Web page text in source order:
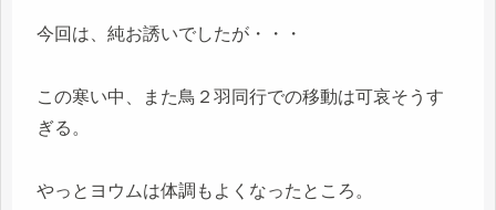
今回は、純お誘いでしたが・・・
この寒い中、また鳥２羽同行での移動は可哀そうす
ぎる。
やっとヨウムは体調もよくなったところ。